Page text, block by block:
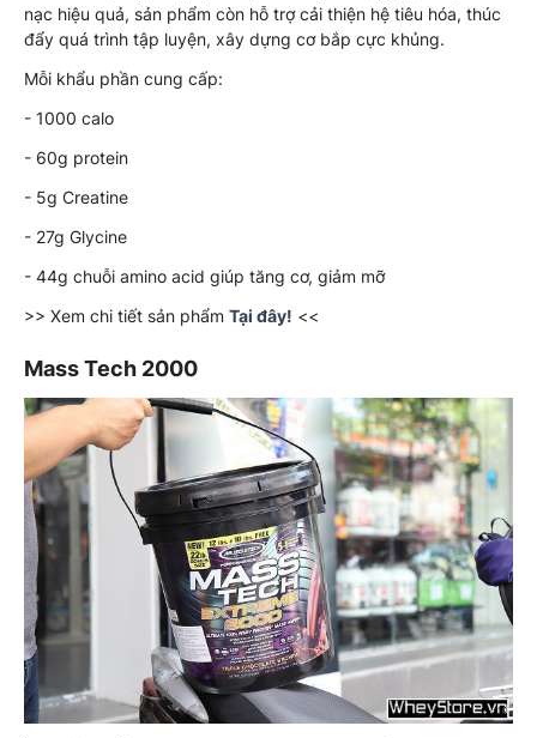
nạc hiệu quả, sản phẩm còn hỗ trợ cải thiện hệ tiêu hóa, thúc
đẩy quá trình tập luyện, xây dựng cơ bắp cực khủng.
Mỗi khẩu phần cung cấp:
- 1000 calo
- 60g protein
- 5g Creatine
- 27g Glycine
- 44g chuỗi amino acid giúp tăng cơ, giảm mỡ
>> Xem chi tiết sản phẩm Tại đây! <<
Mass Tech 2000